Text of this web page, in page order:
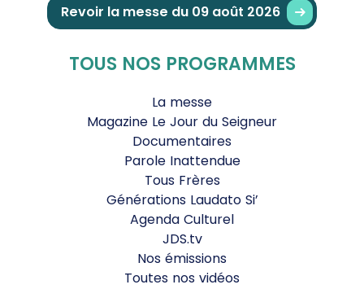
Revoir la messe du 09 août 2026
TOUS NOS PROGRAMMES
La messe
Magazine Le Jour du Seigneur
Documentaires
Parole Inattendue
Tous Frères
Générations Laudato Si’
Agenda Culturel
JDS.tv
Nos émissions
Toutes nos vidéos